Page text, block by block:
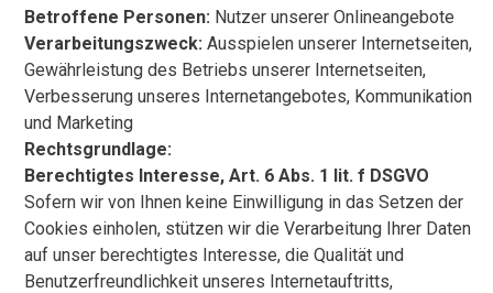
Betroffene Personen: Nutzer unserer Onlineangebote
Verarbeitungszweck: Ausspielen unserer Internetseiten,
Gewährleistung des Betriebs unserer Internetseiten,
Verbesserung unseres Internetangebotes, Kommunikation
und Marketing
Rechtsgrundlage:
Berechtigtes Interesse, Art. 6 Abs. 1 lit. f DSGVO
Sofern wir von Ihnen keine Einwilligung in das Setzen der
Cookies einholen, stützen wir die Verarbeitung Ihrer Daten
auf unser berechtigtes Interesse, die Qualität und
Benutzerfreundlichkeit unseres Internetauftritts,